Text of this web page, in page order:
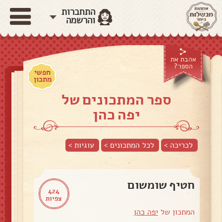
התחברות
והרשמה
אהבת את
הספר?
חפשי
מתכון
ספר המתכונים של
יפה כהן
לכריכה > לכל המתכונים > עוגיות>
424
צפיות
חטיף שומשום
המתכון של יפה כהן